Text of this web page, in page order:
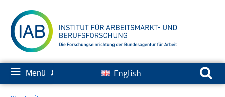
zum
Inhalt
≡ Menü ✘ English
Suchen nach: